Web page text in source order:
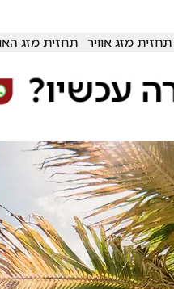
תחזית מזג אוויר תחזית מזג